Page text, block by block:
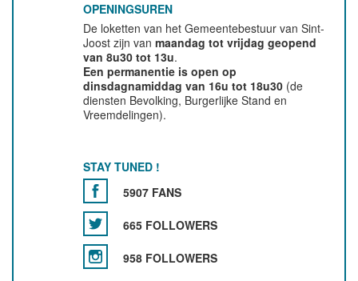
OPENINGSUREN
De loketten van het Gemeentebestuur van Sint-
Joost zijn vanmaandag tot vrijdag geopend
van 8u30 tot 13u.
Een permanentie is open op
dinsdagnamiddag van 16u tot 18u30 (de
diensten Bevolking, Burgerlijke Stand en
Vreemdelingen).
STAY TUNED !
5907 FANS
665 FOLLOWERS
958 FOLLOWERS